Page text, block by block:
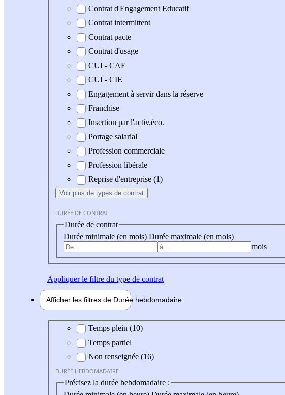
Contrat d'Engagement Educatif
Contrat intermittent
Contrat pacte
Contrat d'usage
CUI - CAE
CUI - CIE
Engagement à servir dans la réserve
Franchise
Insertion par l'activ.éco.
Portage salarial
Profession commerciale
Profession libérale
Reprise d'entreprise (1)
Voir plus de types de contrat
DURÉE DE CONTRAT
Durée de contrat
Durée minimale (en mois) Durée maximale (en mois)
mois
Appliquerle filtre du type de contrat
Afficher les filtres de Durée hebdomadaire
Durée hebdomadaire
Temps plein (10)
Temps partiel
Non renseignée (16)
DURÉE HEBDOMADAIRE
Précisez la durée hebdomadaire :